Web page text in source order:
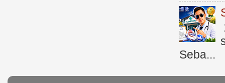
Seba...